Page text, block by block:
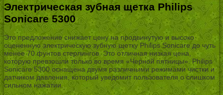
Электрическая зубная щетка Philips
Sonicare 5300
Это предложение снижает цену на продвинутую и высоко
оцененную электрическую зубную щетку Philips Sonicare до чуть
менее 70 фунтов стерлингов. Это отличная низкая цена,
которую превзошли только во время «Черной пятницы». Philips
Sonicare 5300 оснащена двумя различными режимами чистки и
датчиком давления, который уведомит пользователя о слишком
сильном нажатии.